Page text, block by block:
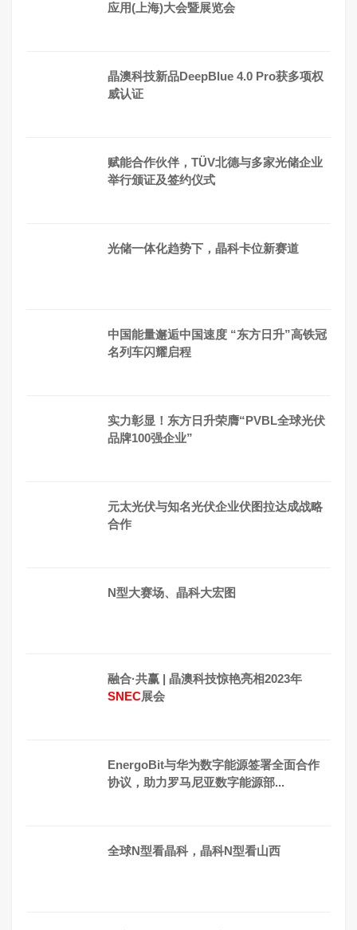
应用(上海)大会暨展览会
晶澳科技新品DeepBlue 4.0 Pro获多项权
威认证
赋能合作伙伴，TÜV北德与多家光储企业
举行颁证及签约仪式
光储一体化趋势下，晶科卡位新赛道
中国能量邂逅中国速度 “东方日升”高铁冠
名列车闪耀启程
实力彰显！东方日升荣膺“PVBL全球光伏
品牌100强企业”
元太光伏与知名光伏企业伏图拉达成战略
合作
N型大赛场、晶科大宏图
融合·共赢 | 晶澳科技惊艳亮相2023年
SNEC展会
EnergoBit与华为数字能源签署全面合作
协议，助力罗马尼亚数字能源部...
全球N型看晶科，晶科N型看山西